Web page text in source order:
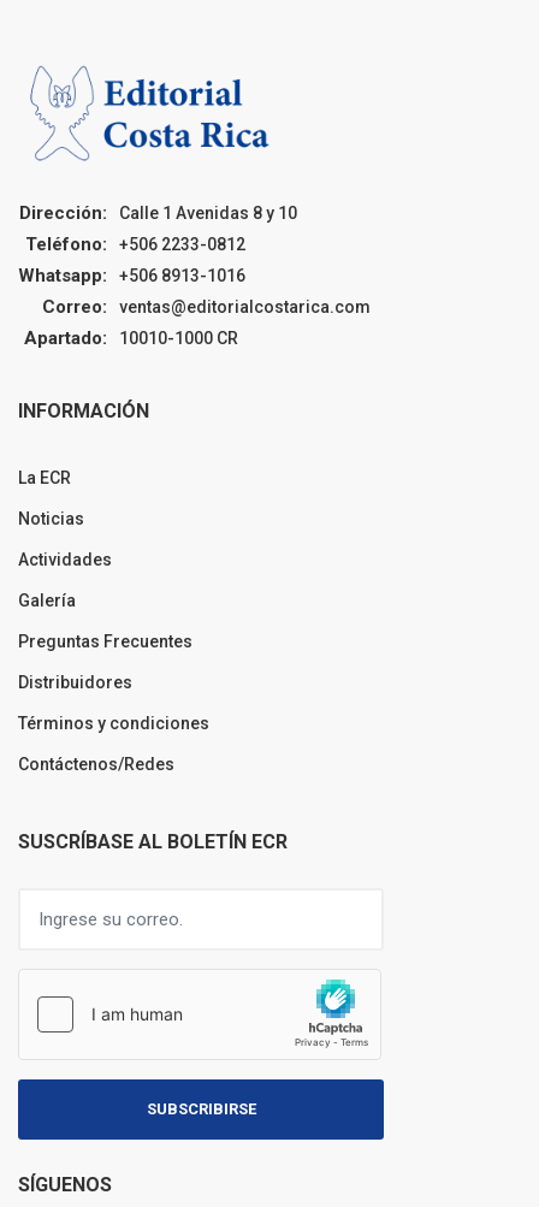
Dirección: Calle 1 Avenidas 8 y 10
Teléfono: +506 2233-0812
Whatsapp: +506 8913-1016
Correo: ventas@editorialcostarica.com
Apartado: 10010-1000 CR
INFORMACIÓN
La ECR
Noticias
Actividades
Galería
Preguntas Frecuentes
Distribuidores
Términos y condiciones
Contáctenos/Redes
SUSCRÍBASE AL BOLETÍN ECR
SUBSCRIBIRSE
SÍGUENOS